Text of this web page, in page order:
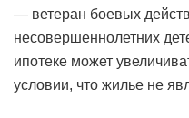
— ветеран боевых
несовершеннолетних
ипотеке может
условии, что жилье не